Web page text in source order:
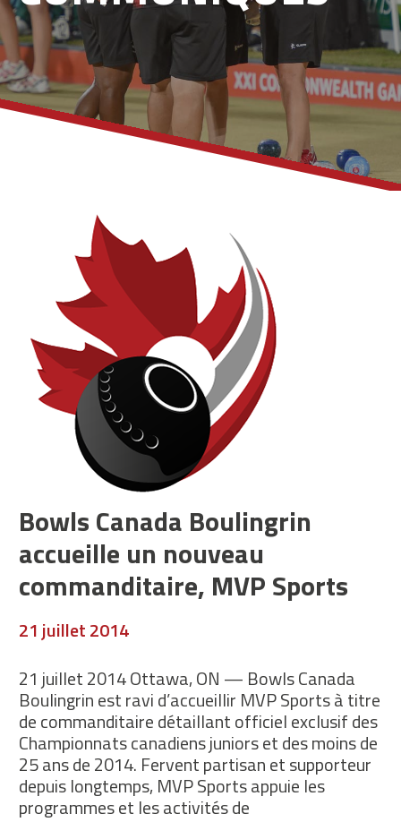
Bowls Canada Boulingrin
accueille un nouveau
commanditaire, MVP Sports
21 juillet 2014
21 juillet 2014 Ottawa, ON — Bowls Canada
Boulingrin est ravi d’accueillir MVP Sports à titre
de commanditaire détaillant officiel exclusif des
Championnats canadiens juniors et des moins de
25 ans de 2014. Fervent partisan et supporteur
depuis longtemps, MVP Sports appuie les
programmes et les activités de